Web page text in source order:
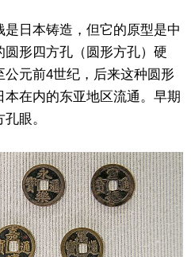
日本铸造，但它的原型是中
形四方孔（圆形方孔）硬
元前4世纪，后来这种圆形
在内的东亚地区流通。早期
眼。